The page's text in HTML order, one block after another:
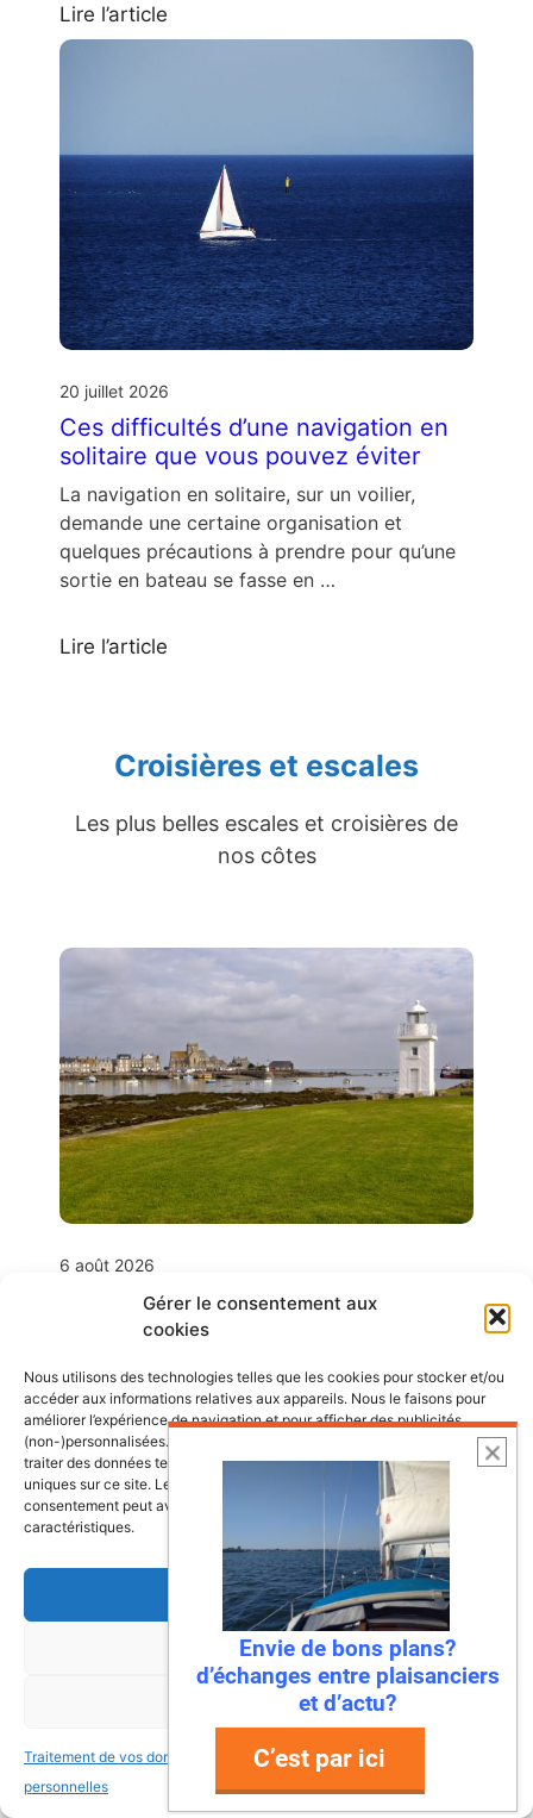
Gérer le consentement aux
cookies
Nous utilisons des technologies telles que les cookies pour stocker et/ou
accéder aux informations relatives aux appareils. Nous le faisons pour
améliorer l’expérience de navigation et pour afficher des publicités
(non-)personnalisées. Consentir à ces technologies nous autorisera à
traiter des données telles que le comportement de navigation ou les ID
uniques sur ce site. Le fait de ne pas consentir ou de retirer son
consentement peut avoir un effet négatif sur certaines fonctonnalités et
caractéristiques.
Accepter
Refuser
Voir les préférences
Traitement de vos données
personnelles
Traitement de vos données
personnelles
Lire l’article
20 juillet 2026
Ces difficultés d’une navigation en
solitaire que vous pouvez éviter
La navigation en solitaire, sur un voilier,
demande une certaine organisation et
quelques précautions à prendre pour qu’une
sortie en bateau se fasse en …
Lire l’article
Croisières et escales
Les plus belles escales et croisières de
nos côtes
6 août 2026
Envie de fraicheur ? Larguez les
amarres direction la Normandie
Imaginez : des falaises vertigineuses qui
plongent dans une mer turquoise, des ports
de pêche colorés où l’on déguste des huîtres
encore salées par …
Lire l’article
Envie de bons plans?
d’échanges entre plaisanciers
et d’actu?
C’est par ici